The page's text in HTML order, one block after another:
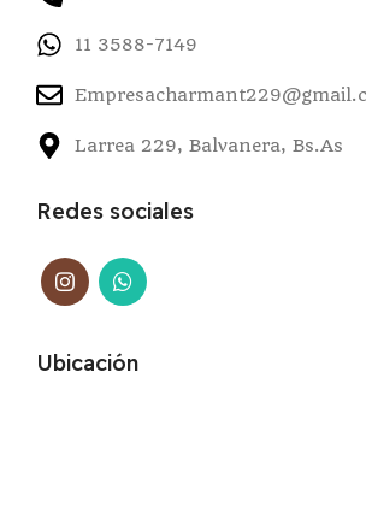
11 3588-7149
Larrea 229, Balvanera, Bs.As
Redes sociales
Ubicación